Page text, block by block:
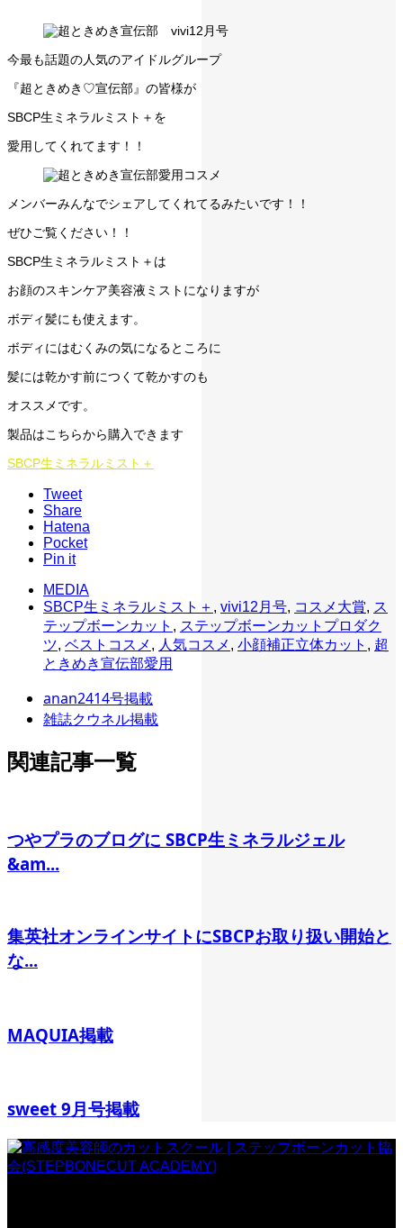
今最も話題の人気のアイドルグループ
『超ときめき♡宣伝部』の皆様が
SBCP生ミネラルミスト＋を
愛用してくれてます！！
メンバーみんなでシェアしてくれてるみたいです！！
ぜひご覧ください！！
SBCP生ミネラルミスト＋は
お顔のスキンケア美容液ミストになりますが
ボディ髪にも使えます。
ボディにはむくみの気になるところに
髪には乾かす前につくて乾かすのも
オススメです。
製品はこちらから購入できます
SBCP生ミネラルミスト＋
Tweet
Share
Hatena
Pocket
Pin it
MEDIA
SBCP生ミネラルミスト＋ , vivi12月号, コスメ大賞, ス
テップボーンカット , ステップボーンカットプロダク
ツ, ベストコスメ , 人気コスメ , 小顔補正立体カット , 超
ときめき宣伝部愛用
anan2414号掲載
雑誌クウネル掲載
関連記事一覧
つやプラのブログに SBCP生ミネラルジェル
&am...
集英社オンラインサイトにSBCPお取り扱い開始と
な...
MAQUIA掲載
sweet 9月号掲載